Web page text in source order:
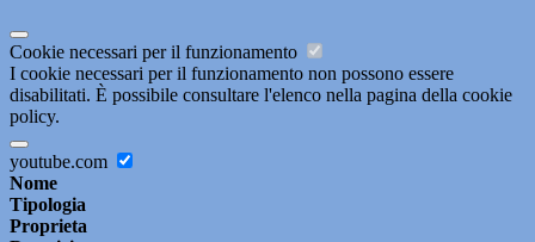
Cookie necessari per il funzionamento
I cookie necessari per il funzionamento non possono essere
disabilitati. È possibile consultare l'elenco nella pagina della cookie
policy.
youtube.com
Nome
Tipologia
Proprieta